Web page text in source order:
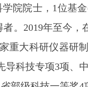
院院士，1位基
。2019年至今
重大科研仪器研
导科技专项3项、